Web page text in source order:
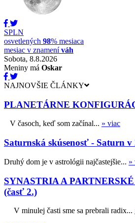
SPLN
osvetlených 98% mesiaca
mesiac v znameníváh
Sobota, 8.8.2026
Meniny má Oskar
NAJNOVŠIE ČLÁNKY
PLANETÁRNE
V časoch, keď som začínal... » viac
Saturnská skúsenosť - Saturn v
Druhý dom je v astrológii najčastejšie... »
SYNASTRIA A
(časť 2.)
V minulej časti sme sa prebrali radix...